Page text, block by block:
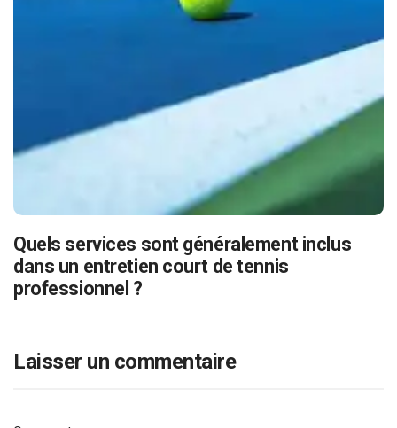
Quels services sont généralement inclus
dans un entretien court de tennis
professionnel ?
Laisser un commentaire